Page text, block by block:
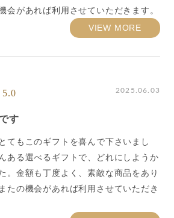
会があれば利用させていただきます。
VIEW MORE
5.0
す
2025.06.03
てもこのギフトを喜んで下さいまし
ある選べるギフトで、どれにしようか
。金額も丁度よく、素敵な商品をあり
たの機会があれば利用させていただき